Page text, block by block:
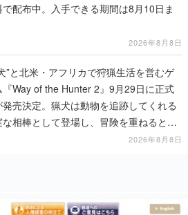
で配布中。入手できる期間は8月10日ま
2026年8月8日
”と北米・アフリカで狩猟生活を営むゲ
『Way of the Hunter 2』9月29日に正式
発売決定。猟犬は動物を追跡してくれる
な相棒として登場し、冒険を重ねると成
2026年8月8日